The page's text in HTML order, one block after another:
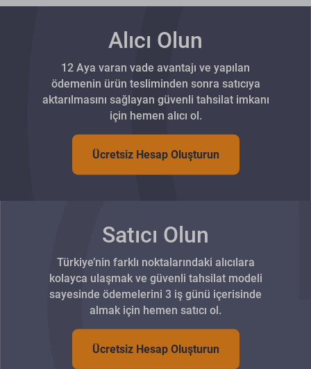
Alıcı Olun
12 Aya varan vade avantajı ve yapılan
ödemenin ürün tesliminden sonra satıcıya
aktarılmasını sağlayan güvenli tahsilat imkanı
için hemen alıcı ol.
Ücretsiz Hesap Oluşturun
Satıcı Olun
Türkiye’nin farklı noktalarındaki alıcılara
kolayca ulaşmak ve güvenli tahsilat modeli
sayesinde ödemelerini 3 iş günü içerisinde
almak için hemen satıcı ol.
Ücretsiz Hesap Oluşturun